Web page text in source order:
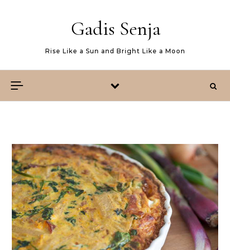
Gadis Senja
Rise Like a Sun and Bright Like a Moon